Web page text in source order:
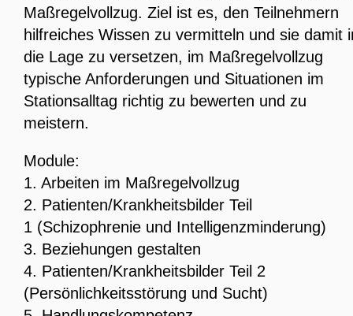
Maßregelvollzug. Ziel ist es, den Teilnehmern
hilfreiches Wissen zu vermitteln und sie damit
die Lage zu versetzen, im Maßregelvollzug
typische Anforderungen und Situationen im
Stationsalltag richtig zu bewerten und zu
meistern.
Module:
1. Arbeiten im Maßregelvollzug
2. Patienten/Krankheitsbilder Teil
1 (Schizophrenie und Intelligenzminderung)
3. Beziehungen gestalten
4. Patienten/Krankheitsbilder Teil 2
(Persönlichkeitsstörung und Sucht)